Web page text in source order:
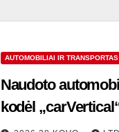
AUTOMOBILIAI IR TRANSPORTAS
Naudoto
kodėl